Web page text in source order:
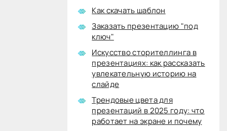
Как скачать шаблон
Заказать презентацию "под
ключ"
Искусство сторителлинга в
презентациях: как рассказать
увлекательную историю на
слайде
Трендовые цвета для
презентаций в 2025 году: что
работает на экране и почему